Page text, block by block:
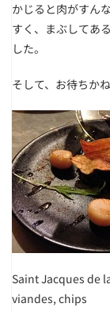
かじると肉がすん
すく、まぶしてあ
した。
そして、お待ちかね
Saint Jacques de
viandes, chips